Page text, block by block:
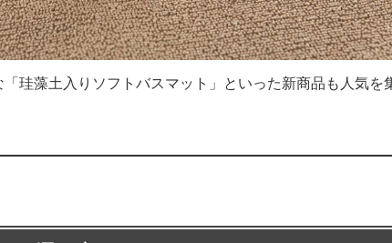
珪藻土入りソフトバスマット」といった新商品も人気を